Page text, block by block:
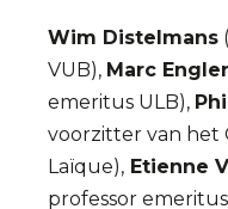
Wim Distelmans
VUB), Marc
emeritus ULB),
voorzitter van het
Laïque), Etienne
professor